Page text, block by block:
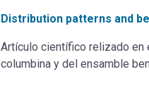
Distribution patterns and
Artículo científico relizado en
columbina y del ensamble